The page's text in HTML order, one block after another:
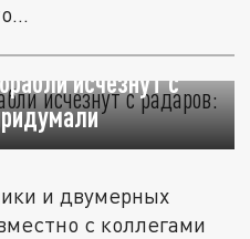
исчезнут с
и двумерных
с коллегами